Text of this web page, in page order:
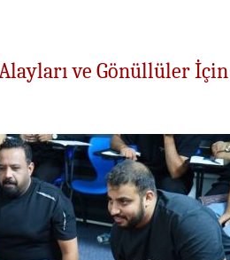
ve Gönüllüler İçin